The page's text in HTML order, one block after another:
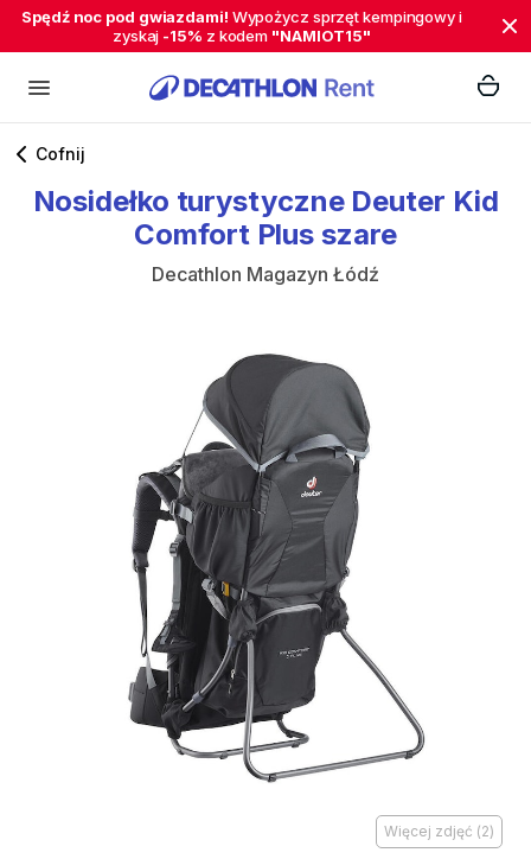
Spędź noc pod gwiazdami! Wypożycz sprzęt kempingowy i
zyskaj -15% z kodem "NAMIOT15"
Cofnij
Nosidełko turystyczne Deuter Kid
Comfort Plus szare
Decathlon Magazyn Łódź
Więcej zdjęć (2)